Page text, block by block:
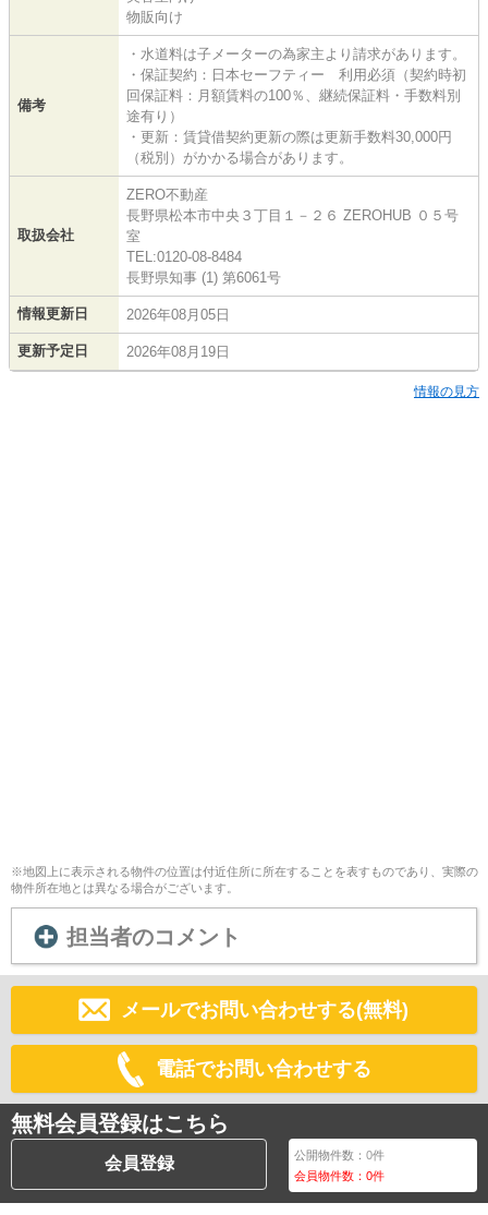
物販向け
備考
・水道料は子メーターの為家主より請求があります。
・保証契約：日本セーフティー 利用必須（契約時初
回保証料：月額賃料の100％、継続保証料・手数料別
途有り）
・更新：賃貸借契約更新の際は更新手数料30,000円
（税別）がかかる場合があります。
取扱会社
ZERO不動産
長野県松本市中央３丁目１－２６ ZEROHUB ０５号
室
TEL:0120-08-8484
長野県知事 (1) 第6061号
情報更新日 2026年08月05日
更新予定日 2026年08月19日
情報の見方
※地図上に表示される物件の位置は付近住所に所在することを表すものであり、実際の
物件所在地とは異なる場合がございます。
担当者のコメント
メールでお問い合わせする(無料)
電話でお問い合わせする
無料会員登録はこちら
会員登録 公開物件数：0件
会員物件数：0件